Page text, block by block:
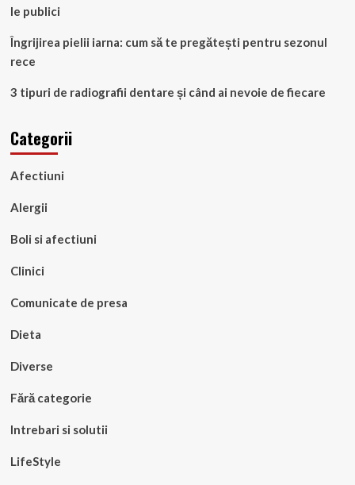
le publici
Îngrijirea pielii iarna: cum să te pregătești pentru sezonul
rece
3 tipuri de radiografii dentare și când ai nevoie de fiecare
Categorii
Afectiuni
Alergii
Boli si afectiuni
Clinici
Comunicate de presa
Dieta
Diverse
Fără categorie
Intrebari si solutii
LifeStyle